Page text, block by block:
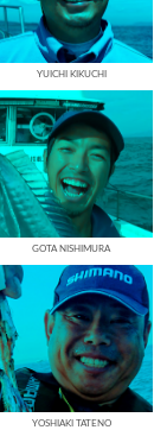
YUICHI KIKUCHI
GOTA NISHIMURA
YOSHIAKI TATENO